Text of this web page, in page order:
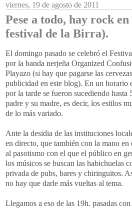
viernes, 19 de agosto de 2011
Pese a todo, hay rock
festival de la Birra).
El domingo pasado se celebró el
por la banda nerjeña Organized
Playazo (si hay que pagarse las
publicidad en este blog). En un horario
por la tarde se fueron sucediendo hasta
padre y su madre, es decir, los estilos
de lo más variado.
Ante la desidia de las instituciones
en directo, que también con la mano
al pasotismo con el que el público en
los músicos se buscan las habichuelas
privada de pubs, bares y chiringuitos.
no hay que darle más vueltas al tema.
Llegamos a eso de las 19h. pasadas